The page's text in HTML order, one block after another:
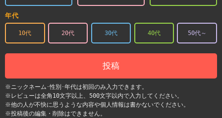
年代
10代 20代 30代 40代 50代～
投稿
※ニックネーム･性別･年代は初回のみ入力できます。
※レビューは全角10文字以上、500文字以内で入力してください。
※他の人が不快に思うような内容や個人情報は書かないでください。
※投稿後の編集・削除はできません。